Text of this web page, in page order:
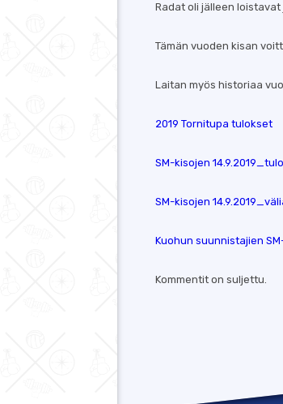
Radat oli jälleen
Tämän vuoden kisan
Laitan myös historiaa
2019 Tornitupa tulokset
SM-kisojen
SM-kisojen
Kuohun suunnistajien
Kommentit on suljettu.